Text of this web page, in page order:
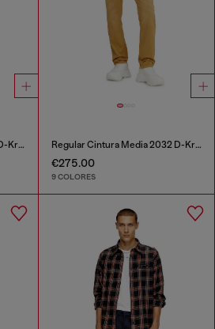
Regular Cintura Media 2032 D-Krooley-BW Joggjeans® Regular Cintura Media 2032 D-Krooley-BW Joggjeans®
€275.00
9 COLORES